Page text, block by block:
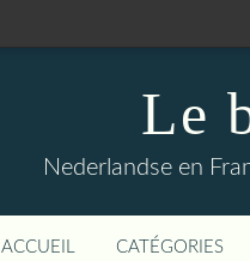
Le
Nederlandse en
ACCUEIL CATÉGORIES